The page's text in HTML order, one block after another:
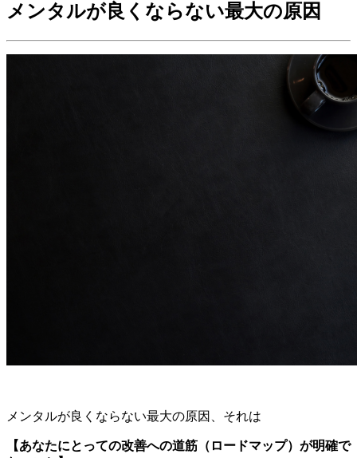
メンタルが良くならない最大の原因
メンタルが良くならない最大の原因、それは
【あなたにとっての改善への道筋（ロードマップ）が明確で